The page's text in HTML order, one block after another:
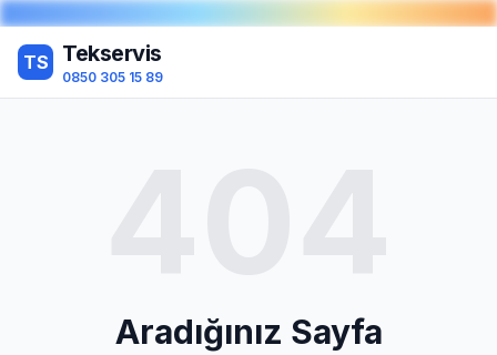
TS Tekservis
0850 305 15 89
Aradığınız Sayfa